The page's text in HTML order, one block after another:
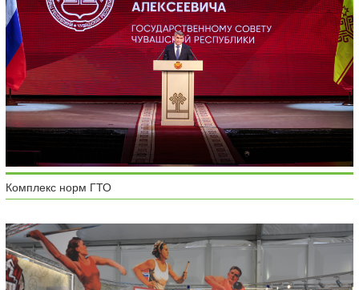
Комплекс норм ГТО